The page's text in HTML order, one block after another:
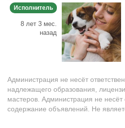
Исполнитель
8 лет 3 мес.
назад
Администрация не несёт
надлежащего образования,
мастеров. Администрация не несёт
содержание объявлений. Не